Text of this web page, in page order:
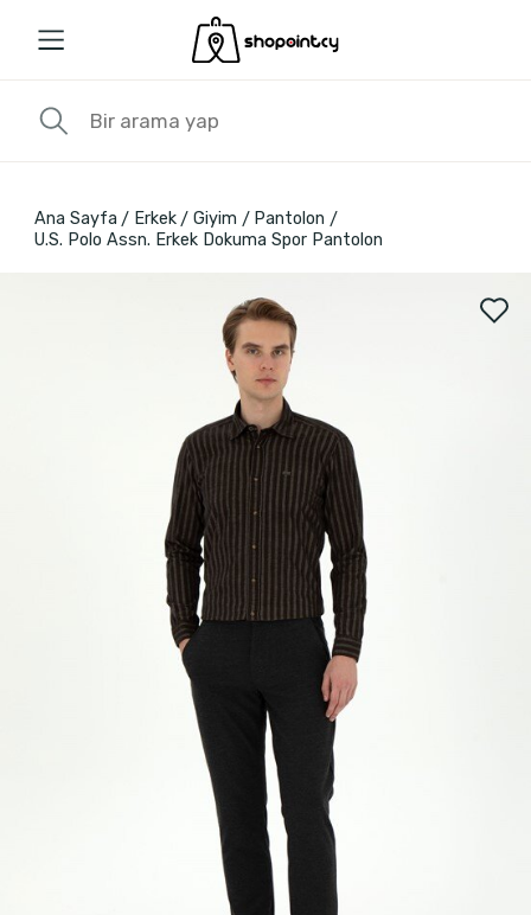
Ana Sayfa Erkek Giyim
Pantolon
U.S. Polo Assn. Erkek Dokuma Spor Pantolon